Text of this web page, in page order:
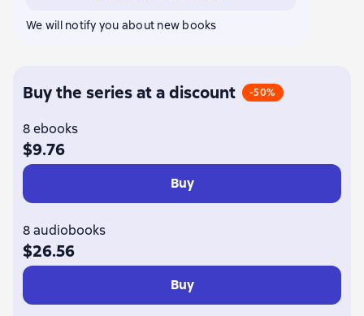
We will notify you about new books
Buy the series at a discount -50%
8 ebooks
$9.76
Buy
8 audiobooks
$26.56
Buy